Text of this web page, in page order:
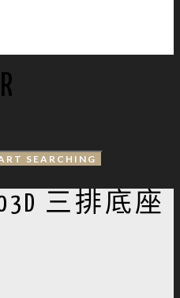
三排底座